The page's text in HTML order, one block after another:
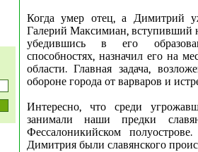
Когда умер отец, а Димитрий
Галерий Максимиан, вступивший
убедившись в его
способностях, назначил его на
области. Главная задача,
обороне города от варваров и
Интересно, что среди
занимали наши предки
Фессалоникийском
Димитрия были славянского